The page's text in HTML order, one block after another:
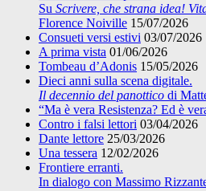
Su Scrivere, che strana idea!
Florence Noiville 15/07/2026
Consueti versi estivi 03/07/2026
A prima vista 01/06/2026
Tombeau d’Adonis 15/05/2026
Dieci anni sulla scena digitale.
Il decennio del panottico di
“Ma è vera Resistenza? Ed è
Contro i falsi lettori 03/04/2026
Dante lettore 25/03/2026
Una tessera 12/02/2026
Frontiere erranti.
In dialogo con Massimo